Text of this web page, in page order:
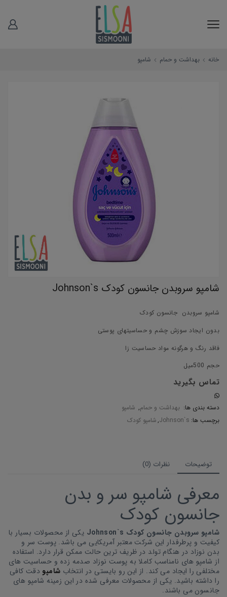
خانه بهداشت و حمام شامپو
شامپو سروبدن جانسون کودک Johnson`s
شامپو سروبدن جانسون کودک
بدون ایجاد سوزش چشم و حساسیتهای پوستی
فاقد رنگ و هرگونه مواد حساسیت زا
حجم 500میل
تماس بگیرید
دسته بندی ها: بهداشت و حمام, شامپو
برچسب ها: Johnson`s
, شامپو کودک
توضیحات نظرات (0)
معرفی شامپو سر و بدن
جانسون کودک
شامپو سروبدن جانسون کودک Johnson`s
یکی از محصولات بسیار با
کیفیت و پرطرفدار این شرکت معتبر آمریکایی می باشد. پوست سر و
بدن نوزاد در هنگام تولد در ظریف ترین حالت ممکن قرار دارد. استفاده
از شامپو های نامناسب کاملا به پوست نوزاد صدمه زده و حساسیت های
مختلفی را ایجاد می کند. از این رو بایستی در انتخاب شامپو دقت کافی
را داشته باشید. یکی از محصولات معرفی شده در این زمینه شامپو های
جانسون می باشند.